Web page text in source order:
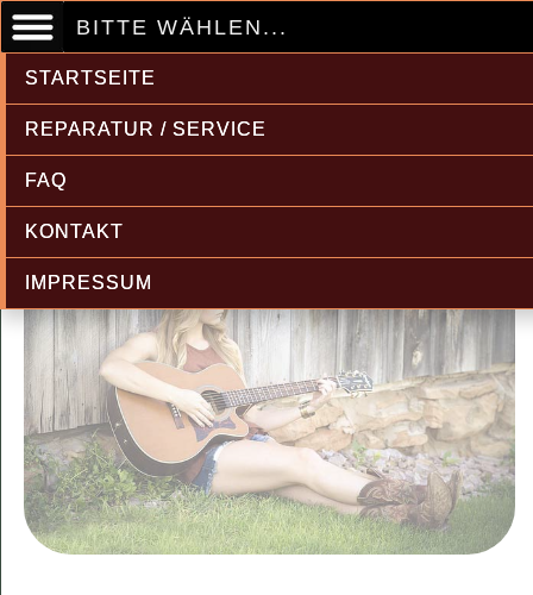
BITTE WÄHLEN...
STARTSEITE
REPARATUR / SERVICE
FAQ
KONTAKT
IMPRESSUM